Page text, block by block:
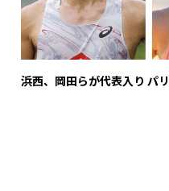
浜西、岡田らが代表入り パ